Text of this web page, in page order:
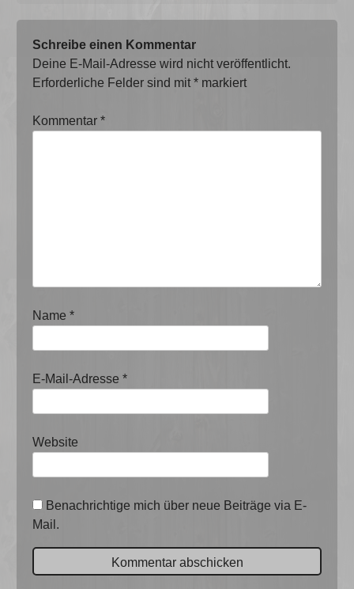
Schreibe einen Kommentar
Deine E-Mail-Adresse wird nicht veröffentlicht.
Erforderliche Felder sind mit* markiert
Kommentar*
Name*
E-Mail-Adresse*
Website
Benachrichtige mich über neue Beiträge via E-
Mail.